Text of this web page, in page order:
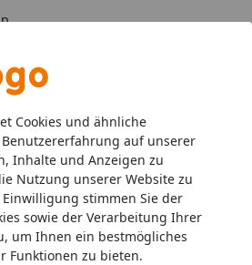
Cookies und ähnliche
auf unserer
Inhalte und Anzeigen zu
Nutzung unserer Website zu
stimmen Sie der
sowie der Verarbeitung Ihrer
um Ihnen ein bestmögliches
Funktionen zu bieten.
Nassfutter Cat's Love Adult 12 x
12 x 85g Mulitpack